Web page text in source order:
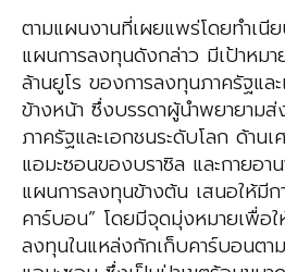
ตามแผนงานที่เผยแพร่โดยทำเนี
แผนการลงทุนดังกล่าว มีเป้าหม
ล้านยูโร ของการลงทุนภาครัฐแ
ข้างหน้า ซึ่งบรรดาผู้นำพยายาม
ภาครัฐและเอกชนระดับโลก ด้าน
แอมะซอนของบราซิล และกายอา
แผนการลงทุนข้างต้น เสนอให้มีก
คาร์บอน” โดยมีจุดมุ่งหมายเพื่อใ
ลงทุนในแหล่งกักเก็บคาร์บอนตา